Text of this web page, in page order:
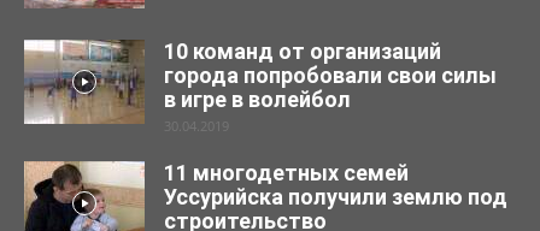
10 команд от организаций
города попробовали свои силы
в игре в волейбол
30.04.2019
11 многодетных семей
Уссурийска получили землю под
строительство